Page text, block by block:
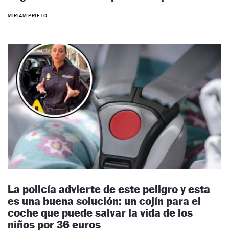
MIRIAM PRIETO
La policía advierte de este peligro y esta
es una buena solución: un cojín para el
coche que puede salvar la vida de los
niños por 36 euros